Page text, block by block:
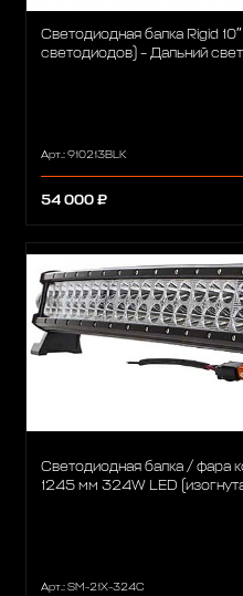
Светодиодная балка Rigid
светодиодов) – Дальний
Арт.: 910213BLK
54 000 ₽
Светодиодная балка / фара
1245 мм 324W LED
Арт.: SM-21X-324C